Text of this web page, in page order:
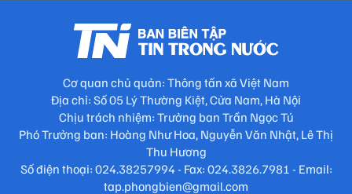
Cơ quan chủ quản: Thông tấn xã Việt Nam
Địa chỉ: Số 05 Lý Thường Kiệt, Cửa Nam, Hà Nội
Chịu trách nhiệm: Trưởng ban Trần Ngọc Tú
Phó Trưởng ban: Hoàng Như Hoa, Nguyễn Văn Nhật, Lê Thị
Thu Hương
Số điện thoại: 024.38257994 - Fax: 024.3826.7981 - Email:
tap.phongbien@gmail.com